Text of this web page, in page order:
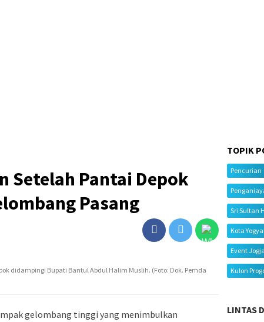
Setelah Pantai Depok
Pasang
didampingi Bupati Bantul Abdul Halim Muslih. (Foto: Dok. Pemda
gelombang tinggi yang menimbulkan
TOPIK
Pencurian
Sri Sultan
Kota
Event Jogja
Kulon
LINTAS